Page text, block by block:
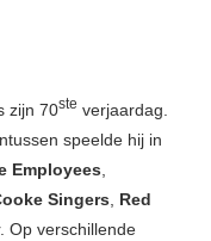
zijn 70ste verjaardag.
speelde hij in
Employees
Singers
Red
Op verschillende